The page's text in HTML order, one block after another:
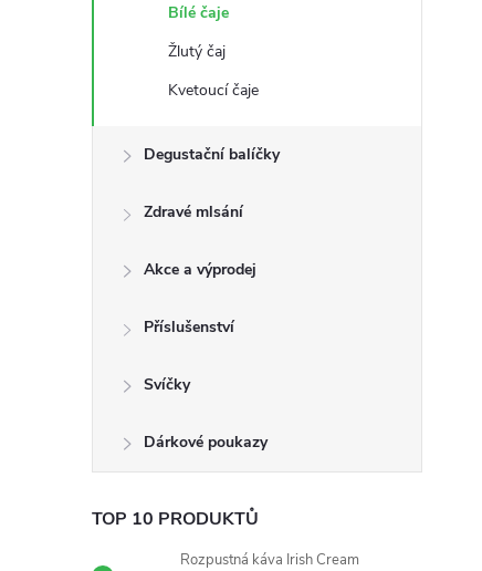
Bílé čaje
Žlutý čaj
Kvetoucí čaje
Degustační balíčky
Zdravé mlsání
Akce a výprodej
Příslušenství
Svíčky
Dárkové poukazy
TOP 10 PRODUKTŮ
Rozpustná káva Irish Cream